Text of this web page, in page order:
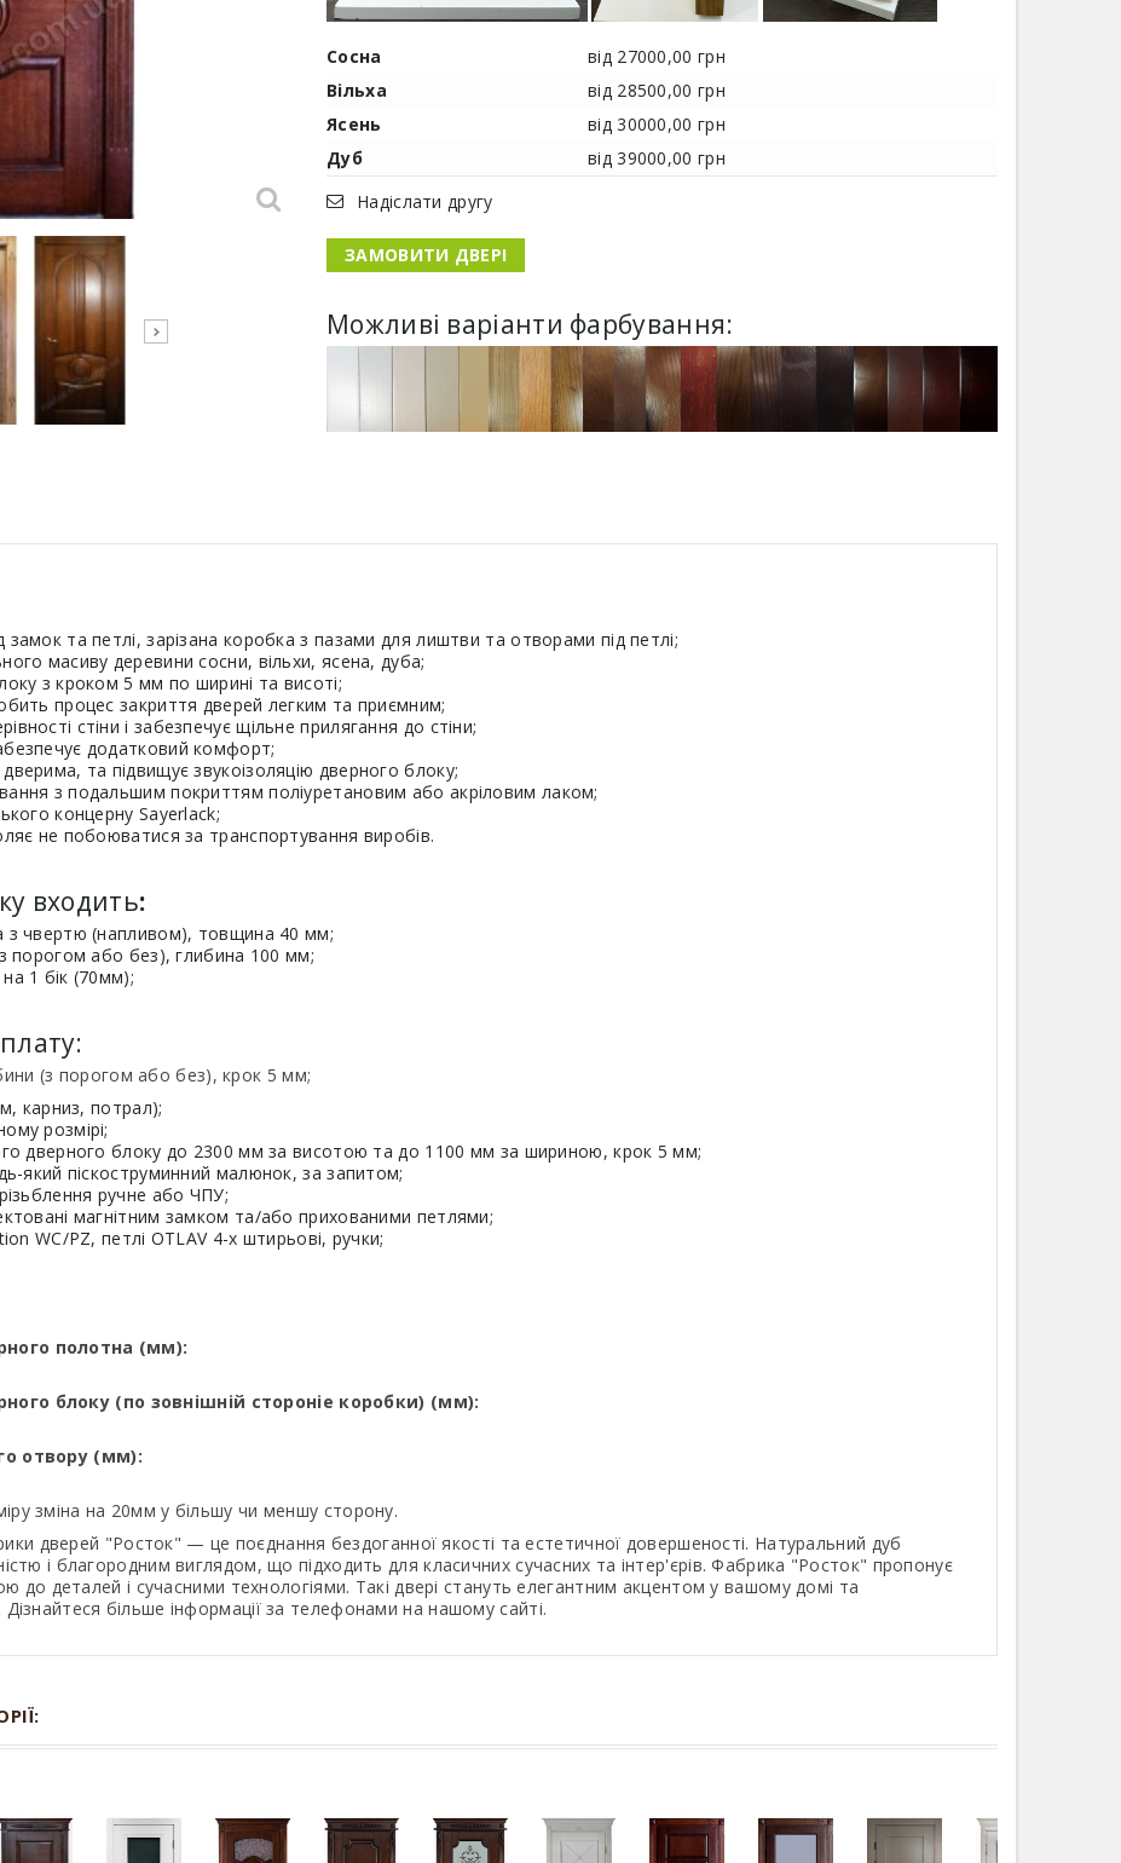
Сосна
від 27000,00 грн
Вільха
від 28500,00 грн
Ясень
від 30000,00 грн
Дуб
від 39000,00 грн
Надіслати другу
ЗАМОВИТИ ДВЕРІ
Можливі варіанти фарбування:
та петлі, зарізана коробка з пазами для лиштви та отворами під петлі;
масиву деревини сосни, вільхи, ясена, дуба;
з кроком 5 мм по ширині та висоті;
процес закриття дверей легким та приємним;
стіни і забезпечує щільне прилягання до стіни;
додатковий комфорт;
та підвищує звукоізоляцію дверного блоку;
з подальшим покриттям поліуретановим або акріловим лаком;
концерну Sayerlack;
не побоюватися за транспортування виробів.
входить:
з чвертю (напливом), товщина 40 мм;
порогом або без), глибина 100 мм;
1 бік (70мм);
(з порогом або без), крок 5 мм;
карниз, потрал);
розмірі;
дверного блоку до 2300 мм за висотою та до 1100 мм за шириною, крок 5 мм;
який піскоструминний малюнок, за запитом;
ручне або ЧПУ;
магнітним замком та/або прихованими петлями;
WC/PZ, петлі OTLAV 4-х штирьові, ручки;
полотна (мм):
блоку (по зовнішній стороніе коробки) (мм):
отвору (мм):
зміна на 20мм у більшу чи меншу сторону.
дверей "Росток" — це поєднання бездоганної якості та естетичної довершеності. Натуральний дуб
і благородним виглядом, що підходить для класичних сучасних та інтер'єрів. Фабрика "Росток" пропонує
до деталей і сучасними технологіями. Такі двері стануть елегантним акцентом у вашому домі та
більше інформації за телефонами на нашому сайті.